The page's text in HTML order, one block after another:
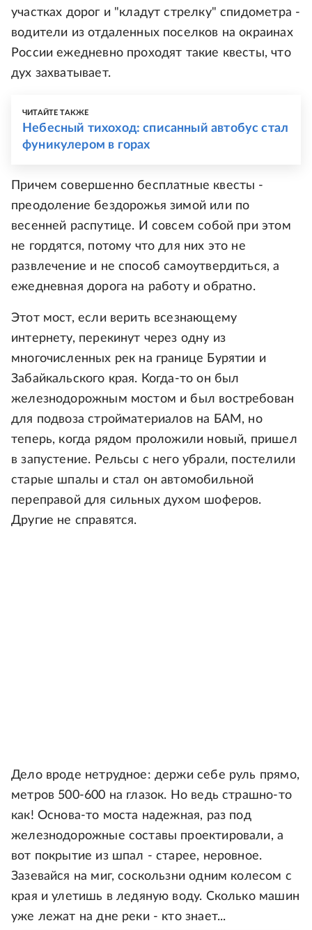
участках дорог и "кладут стрелку" спидометра -
водители из отдаленных поселков на окраинах
России ежедневно проходят такие квесты, что
дух захватывает.
ЧИТАЙТЕ ТАКЖЕ
Небесный тихоход: списанный автобус стал
фуникулером в горах
Причем совершенно бесплатные квесты -
преодоление бездорожья зимой или по
весенней распутице. И совсем собой при этом
не гордятся, потому что для них это не
развлечение и не способ самоутвердиться, а
ежедневная дорога на работу и обратно.
Этот мост, если верить всезнающему
интернету, перекинут через одну из
многочисленных рек на границе Бурятии и
Забайкальского края. Когда-то он был
железнодорожным мостом и был востребован
для подвоза стройматериалов на БАМ, но
теперь, когда рядом проложили новый, пришел
в запустение. Рельсы с него убрали, постелили
старые шпалы и стал он автомобильной
переправой для сильных духом шоферов.
Другие не справятся.
Дело вроде нетрудное: держи себе руль прямо,
метров 500-600 на глазок. Но ведь страшно-то
как! Основа-то моста надежная, раз под
железнодорожные составы проектировали, а
вот покрытие из шпал - старее, неровное.
Зазевайся на миг, соскользни одним колесом с
края и улетишь в ледяную воду. Сколько машин
уже лежат на дне реки - кто знает...